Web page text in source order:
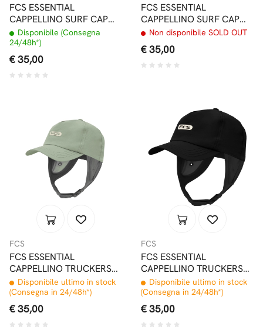
FCS ESSENTIAL
CAPPELLINO SURF CAP
ICEBERG GREEN
Disponibile (Consegna
24/48h*)
€ 35,00
FCS ESSENTIAL
CAPPELLINO SURF CAP
BLACK
Non disponibile SOLD OUT
€ 35,00
FCS
FCS ESSENTIAL
CAPPELLINO TRUCKERS
WET CAP ICEBERG GREEN
Disponibile ultimo in stock
(Consegna in 24/48h*)
€ 35,00
FCS
FCS ESSENTIAL
CAPPELLINO TRUCKERS
WET CAP BLACK
Disponibile ultimo in stock
(Consegna in 24/48h*)
€ 35,00